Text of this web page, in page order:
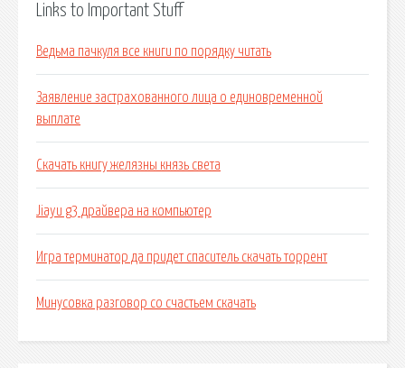
Links to Important Stuff
Ведьма пачкуля все книги по порядку читать
Заявление застрахованного лица о единовременной
выплате
Скачать книгу желязны князь света
Jiayu g3 драйвера на компьютер
Игра терминатор да придет спаситель скачать торрент
Минусовка разговор со счастьем скачать